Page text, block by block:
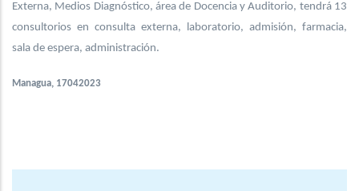
Externa, Medios Diagnóstico, área de Docencia y Auditorio, tendrá 13
consultorios en consulta externa, laboratorio, admisión, farmacia,
sala de espera, administración.
Managua, 17042023